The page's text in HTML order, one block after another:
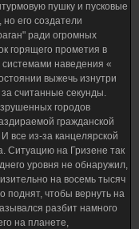
пушку и пусковые
его создатели
ради огромных
горящего прометия в
наведения «
выжечь изнутри
считанные секунды.
городов
гражданской
все из-за канцелярской
Ситуацию на Гризене так
уровня не обнаружил,
на восемь тысяч
поднят, чтобы вернуть на
разбит намного
на планете,